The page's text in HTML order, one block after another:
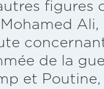
figures
Ali,
de la
et